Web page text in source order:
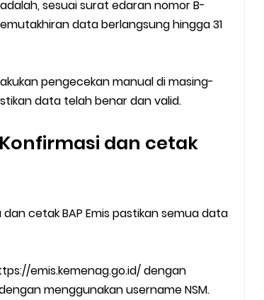
sesuai surat edaran nomor B-
data berlangsung hingga 31
pengecekan manual di masing-
data telah benar dan valid.
dan cetak
cetak BAP Emis pastikan semua data
emis.kemenag.go.id/ dengan
menggunakan username NSM.